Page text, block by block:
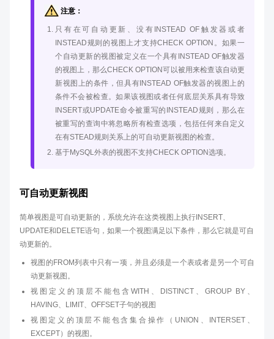
注意：
只有在可自动更新、没有INSTEAD OF触发器或者
INSTEAD规则的视图上才支持CHECK OPTION。如果一
个自动更新的视图被定义在一个具有INSTEAD OF触发器
的视图上，那么CHECK OPTION可以被用来检查该自动更
新视图上的条件，但具有INSTEAD OF触发器的视图上的
条件不会被检查。如果该视图或者任何底层关系具有导致
INSERT或UPDATE命令被重写的INSTEAD规则，那么在
被重写的查询中将忽略所有检查选项，包括任何来自定义
在有STEAD规则关系上的可自动更新视图的检查。
基于MySQL外表的视图不支持CHECK OPTION选项。
可自动更新视图
简单视图是可自动更新的，系统允许在这类视图上执行INSERT、
UPDATE和DELETE语句，如果一个视图满足以下条件，那么它就是可自
动更新的。
视图的FROM列表中只有一项，并且必须是一个表或者是另一个可自
动更新视图。
视图定义的顶层不能包含WITH、DISTINCT、GROUP BY、
HAVING、LIMIT、OFFSET子句的视图
视图定义的顶层不能包含集合操作（UNION、INTERSET、
EXCEPT）的视图。